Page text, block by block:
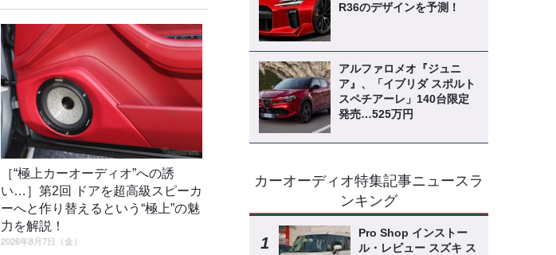
［“極上カーオーディオ”への誘
い…］第2回 ドアを超高級スピーカ
ーへと作り替えるという“極上”の魅
力を解説！
2026年8月7日（金）
R36のデザインを予測！
アルファロメオ『ジュニ
ア』、「イブリダ スポルト
スペチアーレ」140台限定
発売…525万円
カーオーディオ特集記事ニュースラ
ンキング
Pro Shop インストー
ル・レビュー スズキ ス